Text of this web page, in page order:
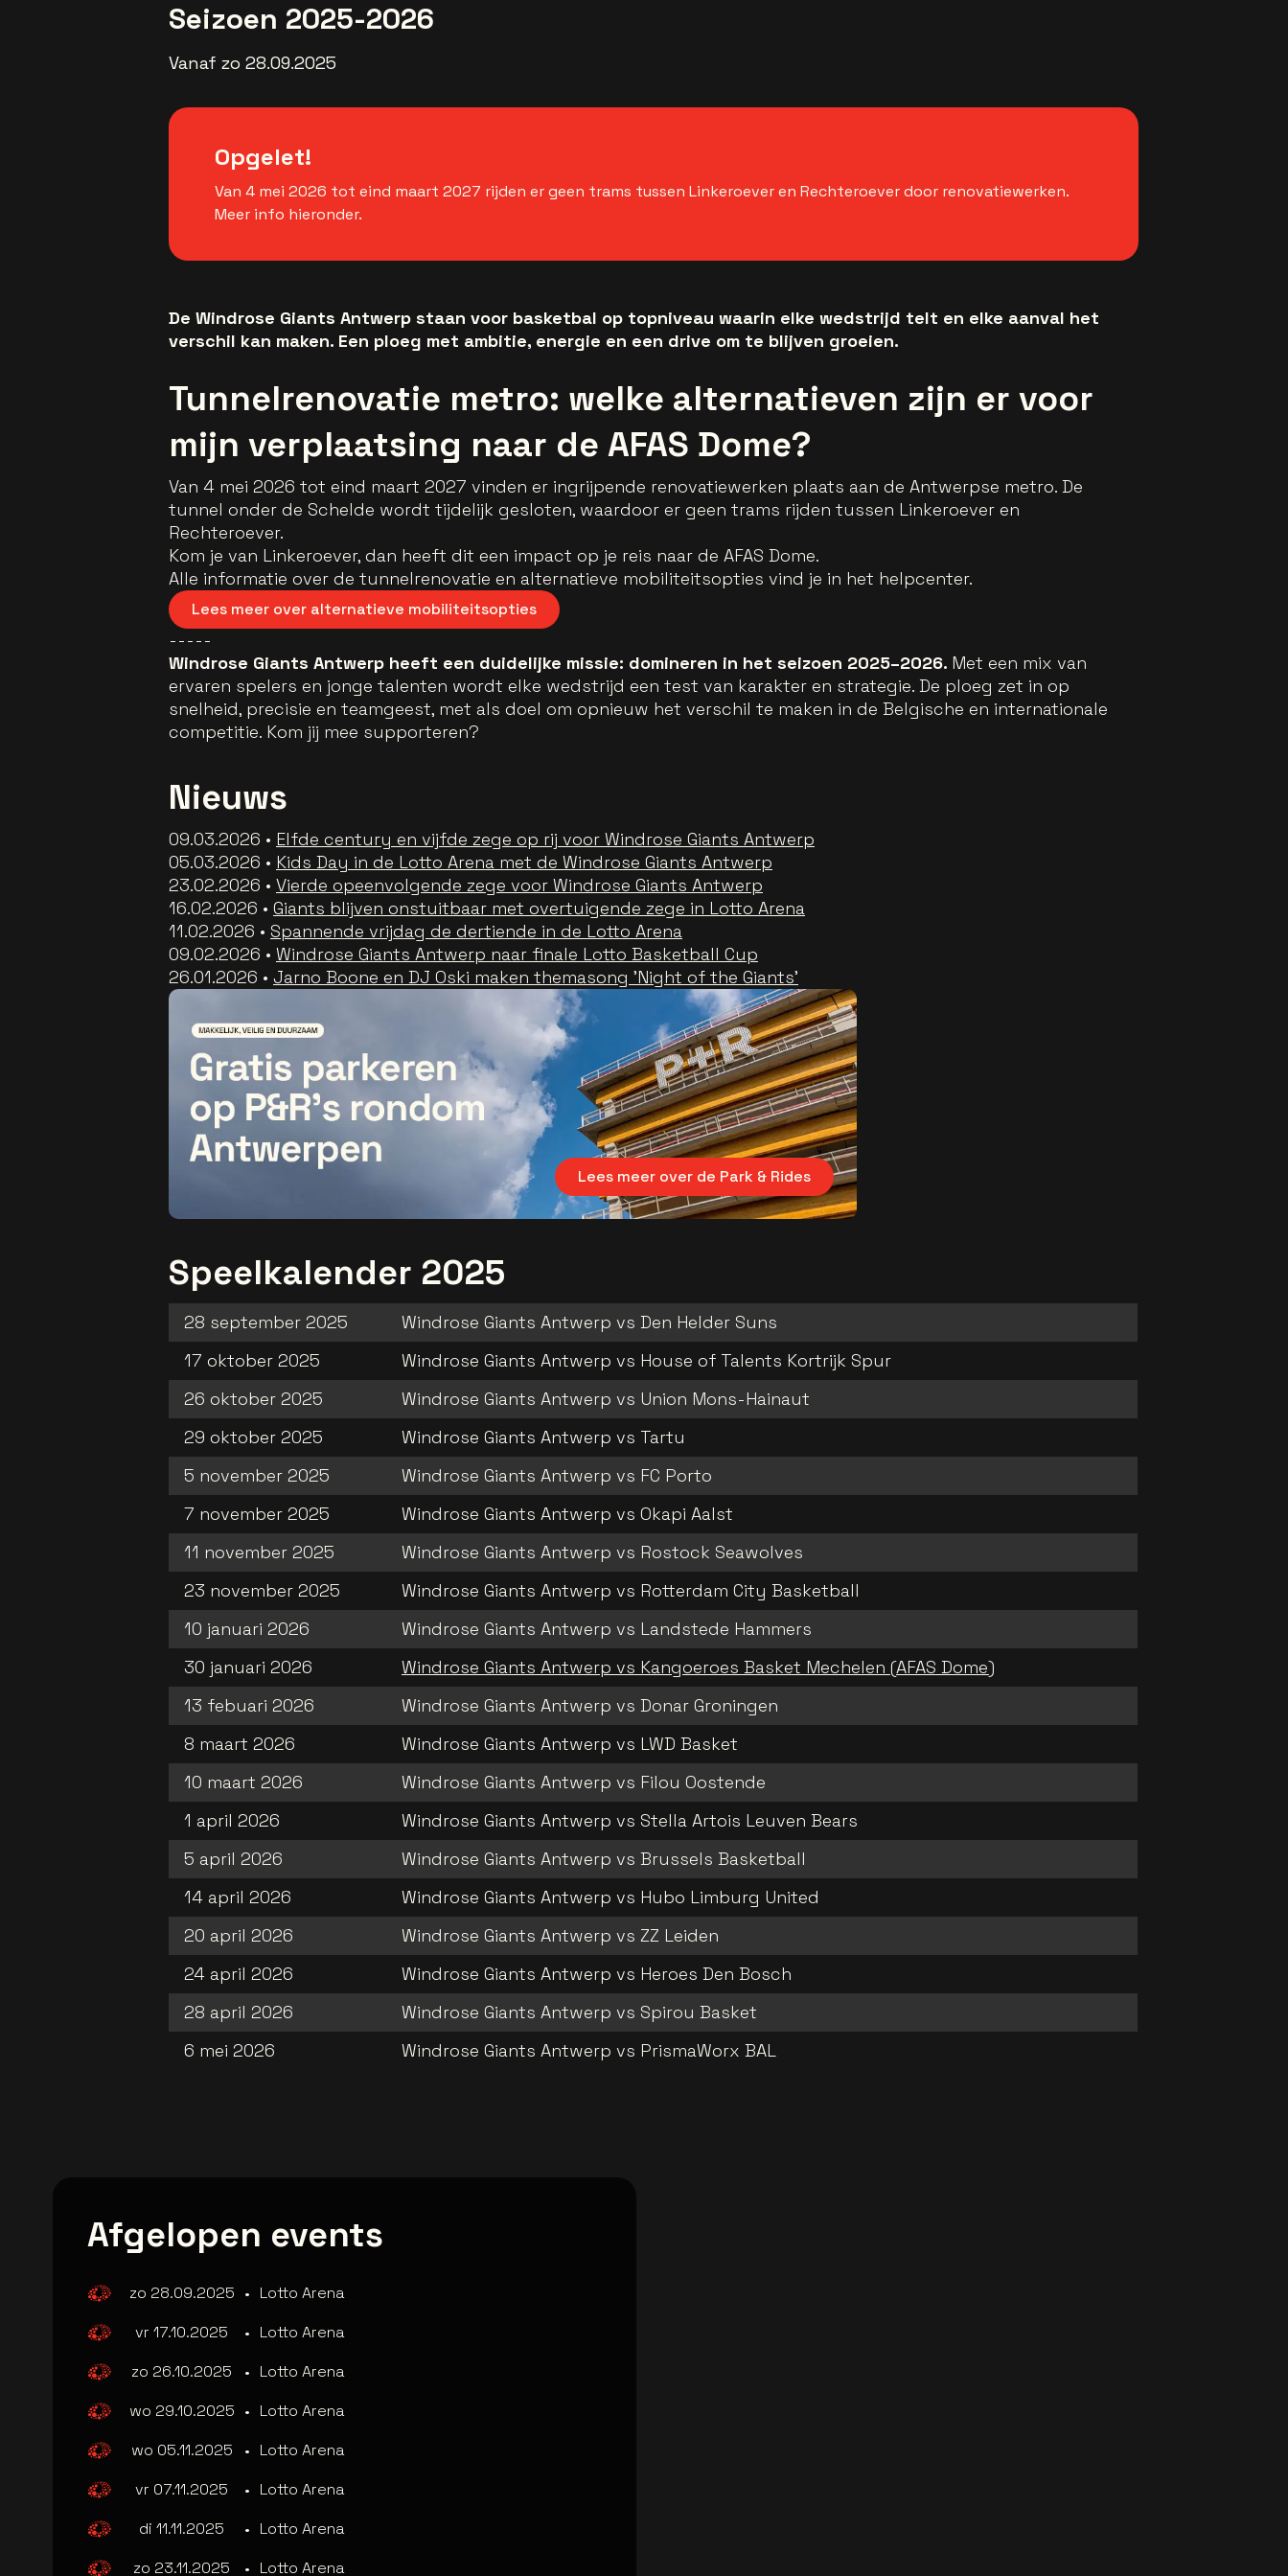
Seizoen 2025-2026
Vanaf zo 28.09.2025
Opgelet!
Van 4 mei 2026 tot eind maart 2027 rijden er geen trams tussen Linkeroever en Rechteroever door renovatiewerken.
Meer info hieronder.
De Windrose Giants Antwerp staan voor basketbal op topniveau waarin elke wedstrijd telt en elke aanval het
verschil kan maken. Een ploeg met ambitie, energie en een drive om te blijven groeien.
Tunnelrenovatie metro: welke alternatieven zijn er voor
mijn verplaatsing naar de AFAS Dome?
Van 4 mei 2026 tot eind maart 2027 vinden er ingrijpende renovatiewerken plaats aan de Antwerpse metro. De
tunnel onder de Schelde wordt tijdelijk gesloten, waardoor er geen trams rijden tussen Linkeroever en
Rechteroever.
Kom je van Linkeroever, dan heeft dit een impact op je reis naar de AFAS Dome.
Alle informatie over de tunnelrenovatie en alternatieve mobiliteitsopties vind je in het helpcenter.
Lees meer over alternatieve mobiliteitsopties
-----
Windrose Giants Antwerp heeft een duidelijke missie: domineren in het seizoen 2025–2026. Met een mix van
ervaren spelers en jonge talenten wordt elke wedstrijd een test van karakter en strategie. De ploeg zet in op
snelheid, precisie en teamgeest, met als doel om opnieuw het verschil te maken in de Belgische en internationale
competitie. Kom jij mee supporteren?
Nieuws
09.03.2026 • Elfde century en vijfde zege op rij voor Windrose Giants Antwerp
05.03.2026 • Kids Day in de Lotto Arena met de Windrose Giants Antwerp
23.02.2026 • Vierde opeenvolgende zege voor Windrose Giants Antwerp
16.02.2026 • Giants blijven onstuitbaar met overtuigende zege in Lotto Arena
11.02.2026 • Spannende vrijdag de dertiende in de Lotto Arena
09.02.2026 • Windrose Giants Antwerp naar finale Lotto Basketball Cup
26.01.2026 • Jarno Boone en DJ Oski maken themasong 'Night of the Giants'
Lees meer over de Park & Rides
Speelkalender 2025
28 september 2025
Windrose Giants Antwerp vs Den Helder Suns
17 oktober 2025
Windrose Giants Antwerp vs House of Talents Kortrijk Spur
26 oktober 2025
Windrose Giants Antwerp vs Union Mons-Hainaut
29 oktober 2025
Windrose Giants Antwerp vs Tartu
5 november 2025
Windrose Giants Antwerp vs FC Porto
7 november 2025
Windrose Giants Antwerp vs Okapi Aalst
11 november 2025
Windrose Giants Antwerp vs Rostock Seawolves
23 november 2025
Windrose Giants Antwerp vs Rotterdam City Basketball
10 januari 2026
Windrose Giants Antwerp vs Landstede Hammers
30 januari 2026
Windrose Giants Antwerp vs Kangoeroes Basket Mechelen (AFAS Dome)
13 febuari 2026
Windrose Giants Antwerp vs Donar Groningen
8 maart 2026
Windrose Giants Antwerp vs LWD Basket
10 maart 2026
Windrose Giants Antwerp vs Filou Oostende
1 april 2026
Windrose Giants Antwerp vs Stella Artois Leuven Bears
5 april 2026
Windrose Giants Antwerp vs Brussels Basketball
14 april 2026
Windrose Giants Antwerp vs Hubo Limburg United
20 april 2026
Windrose Giants Antwerp vs ZZ Leiden
24 april 2026
Windrose Giants Antwerp vs Heroes Den Bosch
28 april 2026
Windrose Giants Antwerp vs Spirou Basket
6 mei 2026
Windrose Giants Antwerp vs PrismaWorx BAL
Afgelopen events
zo 28.09.2025 • Lotto Arena
vr 17.10.2025
• Lotto Arena
zo 26.10.2025
• Lotto Arena
wo 29.10.2025 • Lotto Arena
wo 05.11.2025
• Lotto Arena
vr 07.11.2025
• Lotto Arena
di 11.11.2025
• Lotto Arena
zo 23.11.2025
• Lotto Arena